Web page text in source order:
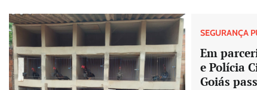
SEGURANÇA
Em
e Polícia
Goiás